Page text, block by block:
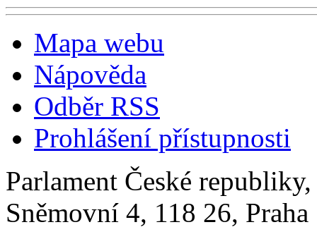
Mapa webu
Nápověda
Odběr RSS
Prohlášení přístupnosti
Parlament České
Sněmovní 4, 118 26,